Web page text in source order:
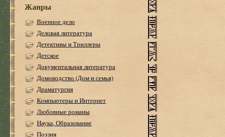
Жанры
Военное дело
Деловая литература
Детективы и Триллеры
Детское
Документальная литература
Домоводство (Дом и семья)
Драматургия
Компьютеры и Интернет
Любовные романы
Наука, Образование
Поэзия